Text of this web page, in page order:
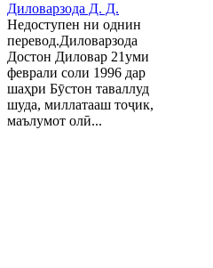
Диловарзода Д. Д.
Недоступен ни однин
перевод.Диловарзода
Достон Диловар 21уми
феврали соли 1996 дар
шаҳри Бӯстон таваллуд
шуда, миллатааш тоҷик,
маълумот олӣ...